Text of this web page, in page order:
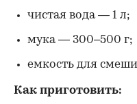
чистая вода — 1 л;
мука — 300–500 г;
емкость для
Как приготовить: